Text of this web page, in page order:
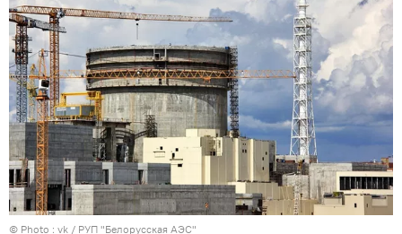
© Photo : vk / РУП "Белорусская АЭС"